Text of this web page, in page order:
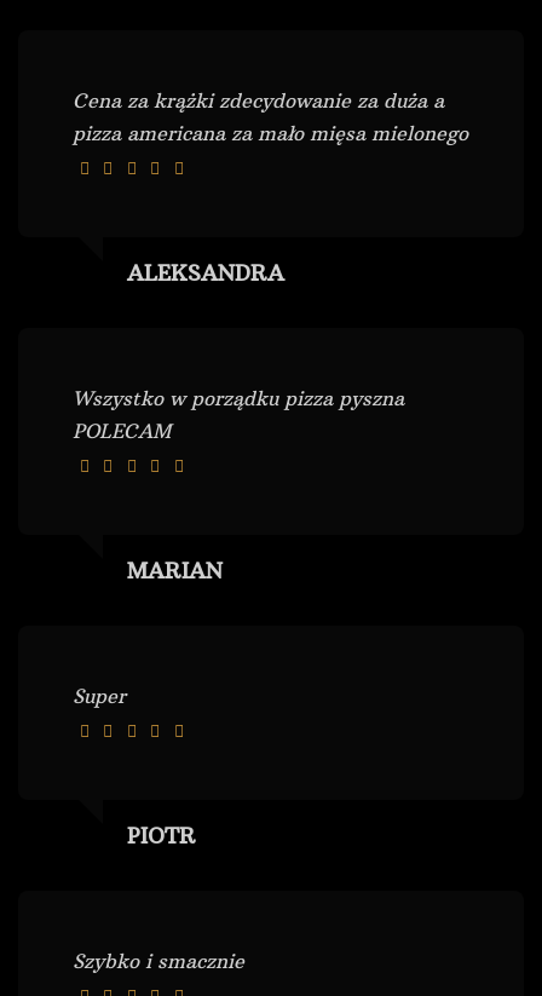
Cena za krążki zdecydowanie za duża a
pizza americana za mało mięsa mielonego
ALEKSANDRA
Wszystko w porządku pizza pyszna
POLECAM
MARIAN
Super
PIOTR
Szybko i smacznie